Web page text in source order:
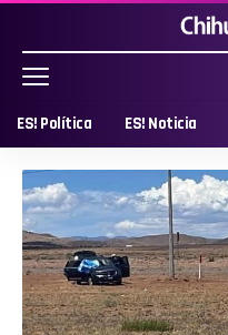
ES! Política ES! Noticia